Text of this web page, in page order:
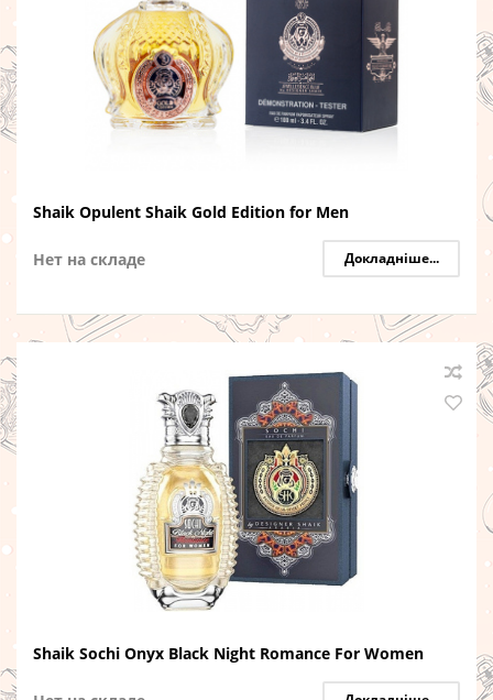
Shaik Opulent Shaik Gold Edition for Men
Нет на складе Докладніше...
Shaik Sochi Onyx Black Night Romance For Women